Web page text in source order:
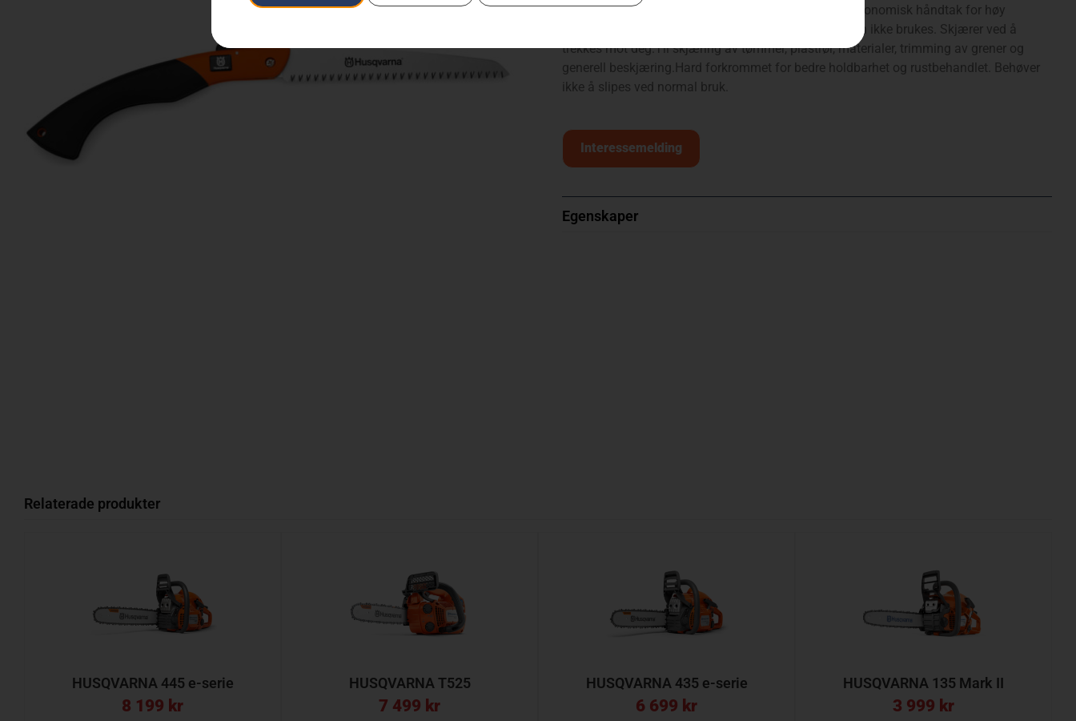
Lettvekts beskjæringsag i høykvalitets stål med et ergonomisk håndtak for høy
komfort. Bladet låses på plass, og er beskyttet når den ikke brukes. Skjærer ved å
trekkes mot deg.Til skjæring av tømmer, plastrør, materialer, trimming av grener og
generell beskjæring.Hard forkrommet for bedre holdbarhet og rustbehandlet. Behøver
ikke å slipes ved normal bruk.
Interessemelding
Egenskaper
Relaterade produkter
HUSQVARNA 445 e-serie
8 199 kr
HUSQVARNA T525
7 499 kr
HUSQVARNA 435 e-serie
6 699 kr
HUSQVARNA 135 Mark II
3 999 kr